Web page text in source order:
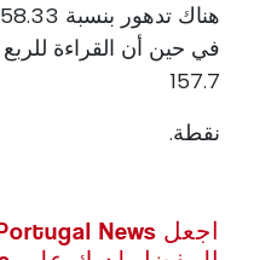
157.7
نقطة.